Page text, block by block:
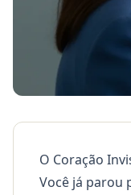
O Coração
Você já parou